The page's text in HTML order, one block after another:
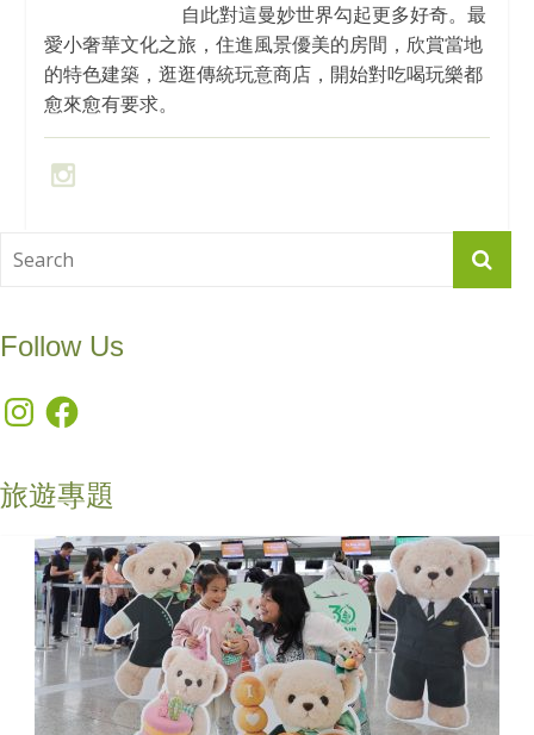
自此對這曼妙世界勾起更多好奇。最
愛小奢華文化之旅，住進風景優美的房間，欣賞當地
的特色建築，逛逛傳統玩意商店，開始對吃喝玩樂都
愈來愈有要求。
Follow Us
InstagramFacebook
旅遊專題